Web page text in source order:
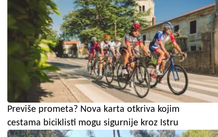
Previše prometa? Nova karta otkriva kojim
cestama biciklisti mogu sigurnije kroz Istru